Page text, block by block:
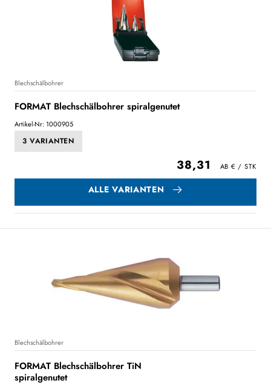
Blechschälbohrer
FORMAT Blechschälbohrer spiralgenutet
Artikel-Nr: 1000905
3 VARIANTEN
38,31
ALLE VARIANTEN
Blechschälbohrer
FORMAT Blechschälbohrer TiN
spiralgenutet